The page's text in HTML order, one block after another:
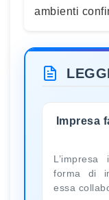
ambienti
Impresa
forma di
essa